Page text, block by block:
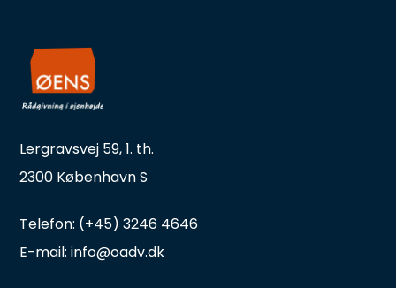
Lergravsvej 59, 1. th.
2300 København S
Telefon: (+45) 3246 4646
E-mail: info@oadv.dk